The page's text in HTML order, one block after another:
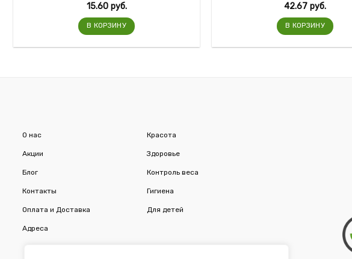
15.60 руб.
В КОРЗИНУ
42.67 руб.
В КОРЗИНУ
О нас
Акции
Блог
Контакты
Оплата и Доставка
Адреса
Красота
Здоровье
Контроль веса
Гигиена
Для детей